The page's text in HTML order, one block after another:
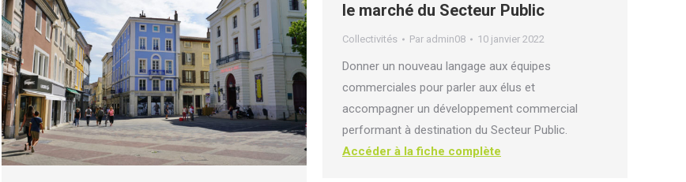
le marché du Secteur Public
Collectivités Par admin08 10 janvier 2022
Donner un nouveau langage aux équipes
commerciales pour parler aux élus et
accompagner un développement commercial
performant à destination du Secteur Public.
Accéder à la fiche complète